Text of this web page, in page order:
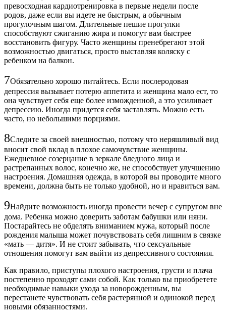
превосходная кардиотренировка в первые недели после
родов, даже если вы идете не быстрым, а обычным
прогулочным шагом. Длительные пешие прогулки
способствуют сжиганию жира и помогут вам быстрее
восстановить фигуру. Часто женщины пренебрегают этой
возможностью двигаться, просто выставляя коляску с
ребенком на балкон.
7Обязательно хорошо питайтесь. Если послеродовая
депрессия вызывает потерю аппетита и женщина мало ест, то
она чувствует себя еще более изможденной, а это усиливает
депрессию. Иногда придется себя заставлять. Можно есть
часто, но небольшими порциями.
8Следите за своей внешностью, потому что неряшливый вид
вносит свой вклад в плохое самочувствие женщины.
Ежедневное созерцание в зеркале бледного лица и
растрепанных волос, конечно же, не способствует улучшению
настроения. Домашняя одежда, в которой вы проводите много
времени, должна быть не только удобной, но и нравиться вам.
9Найдите возможность иногда провести вечер с супругом вне
дома. Ребенка можно доверить заботам бабушки или няни.
Постарайтесь не обделять вниманием мужа, который после
рождения малыша может почувствовать себя лишним в связке
«мать — дитя». И не стоит забывать, что сексуальные
отношения помогут вам выйти из депрессивного состояния.
Как правило, приступы плохого настроения, грусти и плача
постепенно проходят сами собой. Как только вы приобретете
необходимые навыки ухода за новорожденным, вы
перестанете чувствовать себя растерянной и одинокой перед
новыми обязанностями.